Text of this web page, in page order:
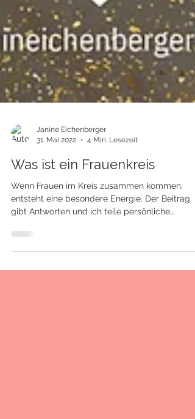
Janine Eichenberger
31. Mai 2022
4 Min. Lesezeit
Was ist ein Frauenkreis
Wenn Frauen im Kreis zusammen kommen,
Erfahrungen.